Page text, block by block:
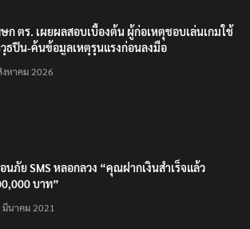
ก ตร. เผยผลสอบเบื้องต้น ผู้ก่อเหตุชอบเล่นเกมใช้
ธปืน-ค้นข้อมูลเหตุรุนแรงก่อนลงมือ
งหาคม 2026
นภัย SMS หลอกลวง “คุณฝากเงินสำเร็จแล้ว
บาท”
มีนาคม 2021